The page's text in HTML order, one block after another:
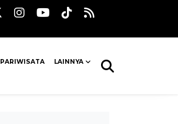
PARIWISATA LAINNYA